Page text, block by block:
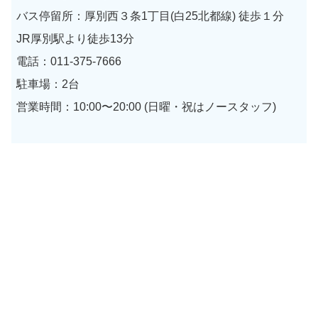
バス停留所：厚別西３条1丁目(白25北都線) 徒歩１分
JR厚別駅より徒歩13分
電話：011-375-7666
駐車場：2台
営業時間：10:00〜20:00 (日曜・祝はノースタッフ)